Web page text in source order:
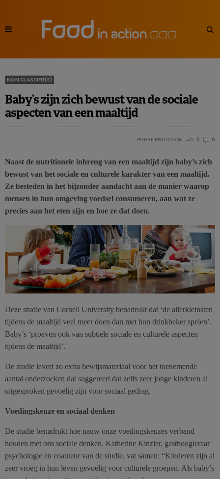
NON CLASSIFIÉ(E)
Baby’s zijn zich bewust van de sociale
aspecten van een maaltijd
PIERRE PÉROCHON 0 0
Naast de nutritionele inbreng van een maaltijd zijn baby’s zich
bewust van het sociale en culturele karakter van een maaltijd.
Ze besteden in het bijzonder aandacht aan de manier waarop
mensen in hun omgeving voedsel consumeren, aan wat ze
precies aan het eten zijn en hoe ze dat doen.
Deze studie van Cornell University benadrukt dat ‘de allerkleinsten
tijdens de maaltijd veel meer doen dan met hun drinkbeker spelen’.
Baby’s ‘proeven ook van subtiele sociale en culturele aspecten
tijdens de maaltijd’.
De studie levert zo extra bewijsmateriaal voor het toenemende
aantal onderzoeken dat suggereert dat zelfs zeer jonge kinderen al
uitgesproken gevoelig zijn voor sociaal gedrag.
Voedingskeuze en sociaal denken
De studie benadrukt hoe nauw onze voedingskeuzes verband
houden met ons sociale denken. Katherine Kinzler, gasthoogleraar
psychologie en coauteur van de studie, vat samen: “Kinderen zijn al
zeer vroeg in hun leven gevoelig voor culturele groepen. Als baby’s